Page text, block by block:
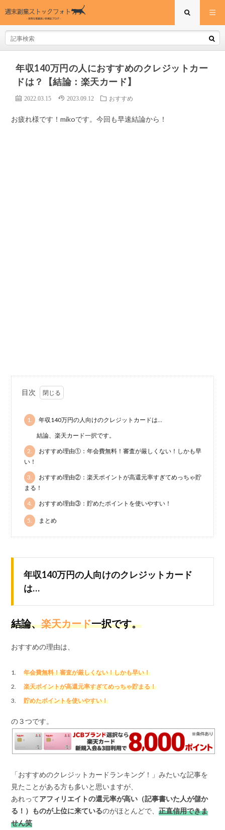
年収140万円の人におすすめのクレジットカー
ドは？【結論：楽天カード】
2022.03.15 2023.09.12 おすすめ
お疲れ様です！mikoです。今回も早速結論から！
目次
1. 年収140万円の人向けのクレジットカードは…
結論、楽天カード一択です。
2.
おすすめ理由①：年会費無料！審査が厳しくない！しかも早
い！
3.
おすすめ理由②：楽天ポイントが高還元率すぎてめっちゃ貯
まる！
4. おすすめ理由③：貯めたポイントを使いやすい！
5. まとめ
年収140万円の人向けのクレジットカード
は…
結論、楽天カード一択です。
おすすめの理由は、
年会費無料！審査が厳しくない！しかも早い！
楽天ポイントが高還元率すぎてめっちゃ貯まる！
貯めたポイントを使いやすい！
の３つです。
「おすすめのクレジットカードランキング！」みたいな記事を
見たことがある方も多いと思いますが、
あれってアフィリエイトの還元率が高い（記事書いた人が儲か
る！）ものが上位に来ているのがほとんどで、正直信用できま
せん笑